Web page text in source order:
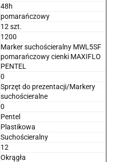
48h
pomarańczowy
12 szt.
1200
Marker suchościeralny MWL5SF
pomarańczowy cienki MAXIFLO
PENTEL
0
Sprzęt do prezentacji/Markery
suchościeralne
0
Pentel
Plastikowa
Suchościeralny
12
Okrągła